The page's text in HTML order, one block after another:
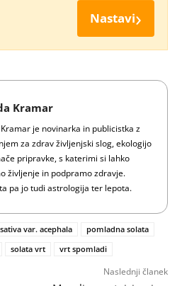
Nastavi›
Kramar
Kramar je novinarka in publicistka z
za zdrav življenjski slog, ekologijo
pripravke, s katerimi si lahko
življenje in podpramo zdravje.
pa jo tudi astrologija ter lepota.
var. acephala
pomladna solata
solata vrt vrt spomladi
Naslednji članek